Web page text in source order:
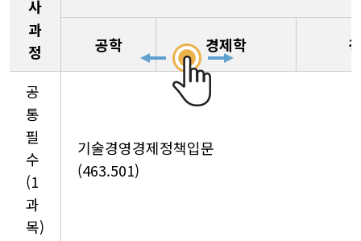
사
과
정
공학 경제학
공
통
필
수
(1
과
목)
기술경영경제정책입문
(463.501)